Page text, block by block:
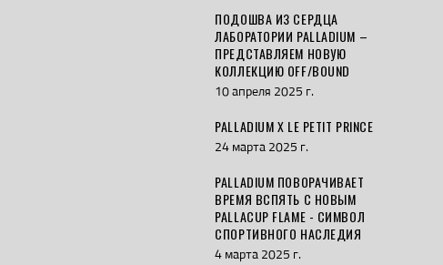
ПОДОШВА ИЗ СЕРДЦА
ЛАБОРАТОРИИ PALLADIUM –
ПРЕДСТАВЛЯЕМ НОВУЮ
КОЛЛЕКЦИЮ OFF/BOUND
10 апреля 2025 г.
PALLADIUM X LE PETIT PRINCE
24 марта 2025 г.
PALLADIUM ПОВОРАЧИВАЕТ
ВРЕМЯ ВСПЯТЬ С НОВЫМ
PALLACUP FLAME - СИМВОЛ
СПОРТИВНОГО НАСЛЕДИЯ
4 марта 2025 г.